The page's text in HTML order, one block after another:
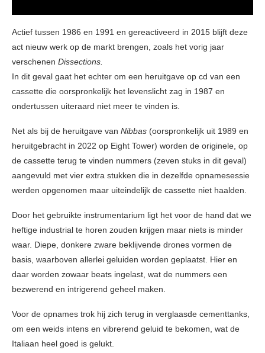
Actief tussen 1986 en 1991 en gereactiveerd in 2015 blijft deze
act nieuw werk op de markt brengen, zoals het vorig jaar
verschenen Dissections.
In dit geval gaat het echter om een heruitgave op cd van een
cassette die oorspronkelijk het levenslicht zag in 1987 en
ondertussen uiteraard niet meer te vinden is.
Net als bij de heruitgave van Nibbas (oorspronkelijk uit 1989 en
heruitgebracht in 2022 op Eight Tower) worden de originele, op
de cassette terug te vinden nummers (zeven stuks in dit geval)
aangevuld met vier extra stukken die in dezelfde opnamesessie
werden opgenomen maar uiteindelijk de cassette niet haalden.
Door het gebruikte instrumentarium ligt het voor de hand dat we
heftige industrial te horen zouden krijgen maar niets is minder
waar. Diepe, donkere zware beklijvende drones vormen de
basis, waarboven allerlei geluiden worden geplaatst. Hier en
daar worden zowaar beats ingelast, wat de nummers een
bezwerend en intrigerend geheel maken.
Voor de opnames trok hij zich terug in verglaasde cementtanks,
om een weids intens en vibrerend geluid te bekomen, wat de
Italiaan heel goed is gelukt.